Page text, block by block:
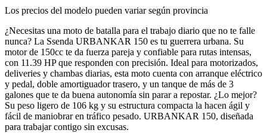
Los precios del modelo pueden variar según provincia
¿Necesitas una moto de batalla para el trabajo diario que no te falle
nunca? La Ssenda URBANKAR 150 es tu guerrera urbana. Su
motor de 150cc te da fuerza pareja y confiable para rutas intensas,
con 11.39 HP que responden con precisión. Ideal para motorizados,
deliveries y chambas diarias, esta moto cuenta con arranque eléctrico
y pedal, doble amortiguador trasero, y un tanque de más de 3
galones que te da buena autonomía sin parar a repostar. ¿Lo mejor?
Su peso ligero de 106 kg y su estructura compacta la hacen ágil y
fácil de maniobrar en tráfico pesado. URBANKAR 150, diseñada
para trabajar contigo sin excusas.